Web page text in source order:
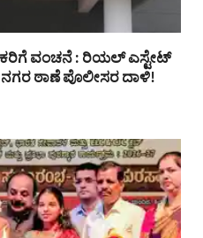
ವಂಚನೆ : ರಿಯಲ್ ಎಸ್ಟೇಟ್
ಠಾಣೆ ಪೊಲೀಸರ ದಾಳಿ!